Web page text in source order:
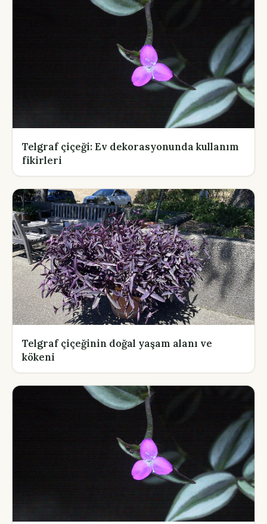
Telgraf çiçeği: Ev dekorasyonunda kullanım
fikirleri
Telgraf çiçeğinin doğal yaşam alanı ve
kökeni